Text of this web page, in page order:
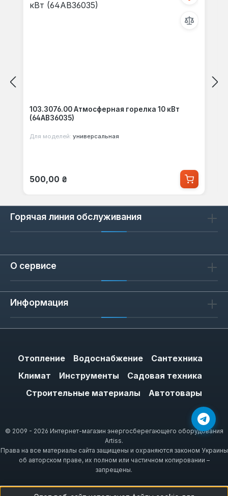
103.3076.00 Атмосферная горелка 10 кВт
(64АВ36035)
Для моделей: универсальная
Обычная цена:
500,00 ₴
Горячая линия обслуживания
О сервисе
Информация
Отопление Водоснабжение
Сантехника
Климат
Инструменты
Садовая техника
Строительные материалы
Автотовары
© 2009 - 2026 Интернет-магазин энергосберегающего оборудования
Artiss.
Права на все материалы сайта защищены и охраняются законом Украины
об авторском праве, их полном или частичном копировании –
запрещены.